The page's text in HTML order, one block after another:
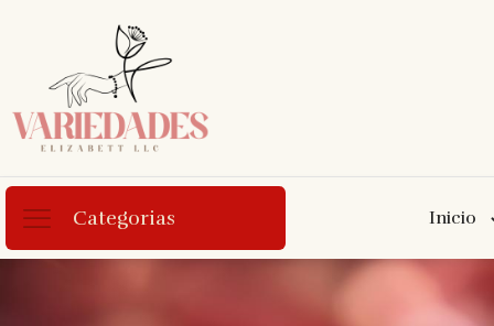
Categorias Inicio